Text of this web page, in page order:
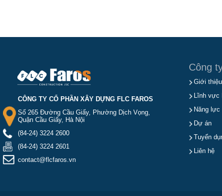
CÔNG TY CỔ PHẦN XÂY DỰNG FLC FAROS
Số 265 Đường Cầu Giấy, Phường Dịch Vọng,
Quận Cầu Giấy, Hà Nội
(84-24) 3224 2600
(84-24) 3224 2601
contact@flcfaros.vn
Công
Giới thiệu
Lĩnh vực
Năng lực
Dự án
Tuyển
Liên hệ